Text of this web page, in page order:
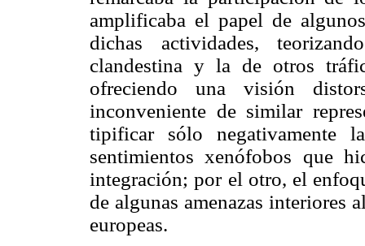
amplificaba el papel de
dichas actividades,
clandestina y la de otros
ofreciendo una visión
inconveniente de similar
tipificar sólo negativamente
sentimientos xenófobos que
integración; por el otro, el
de algunas amenazas interiores
europeas.